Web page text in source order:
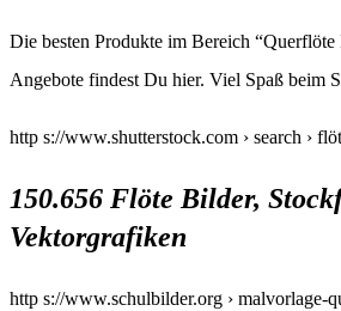
Die besten Produkte im Bereich
Angebote findest Du hier. Viel Spaß beim
http s://www.shutterstock.com › search ›
150.656 Flöte Bilder,
Vektorgrafiken
http s://www.schulbilder.org › malvorlage-